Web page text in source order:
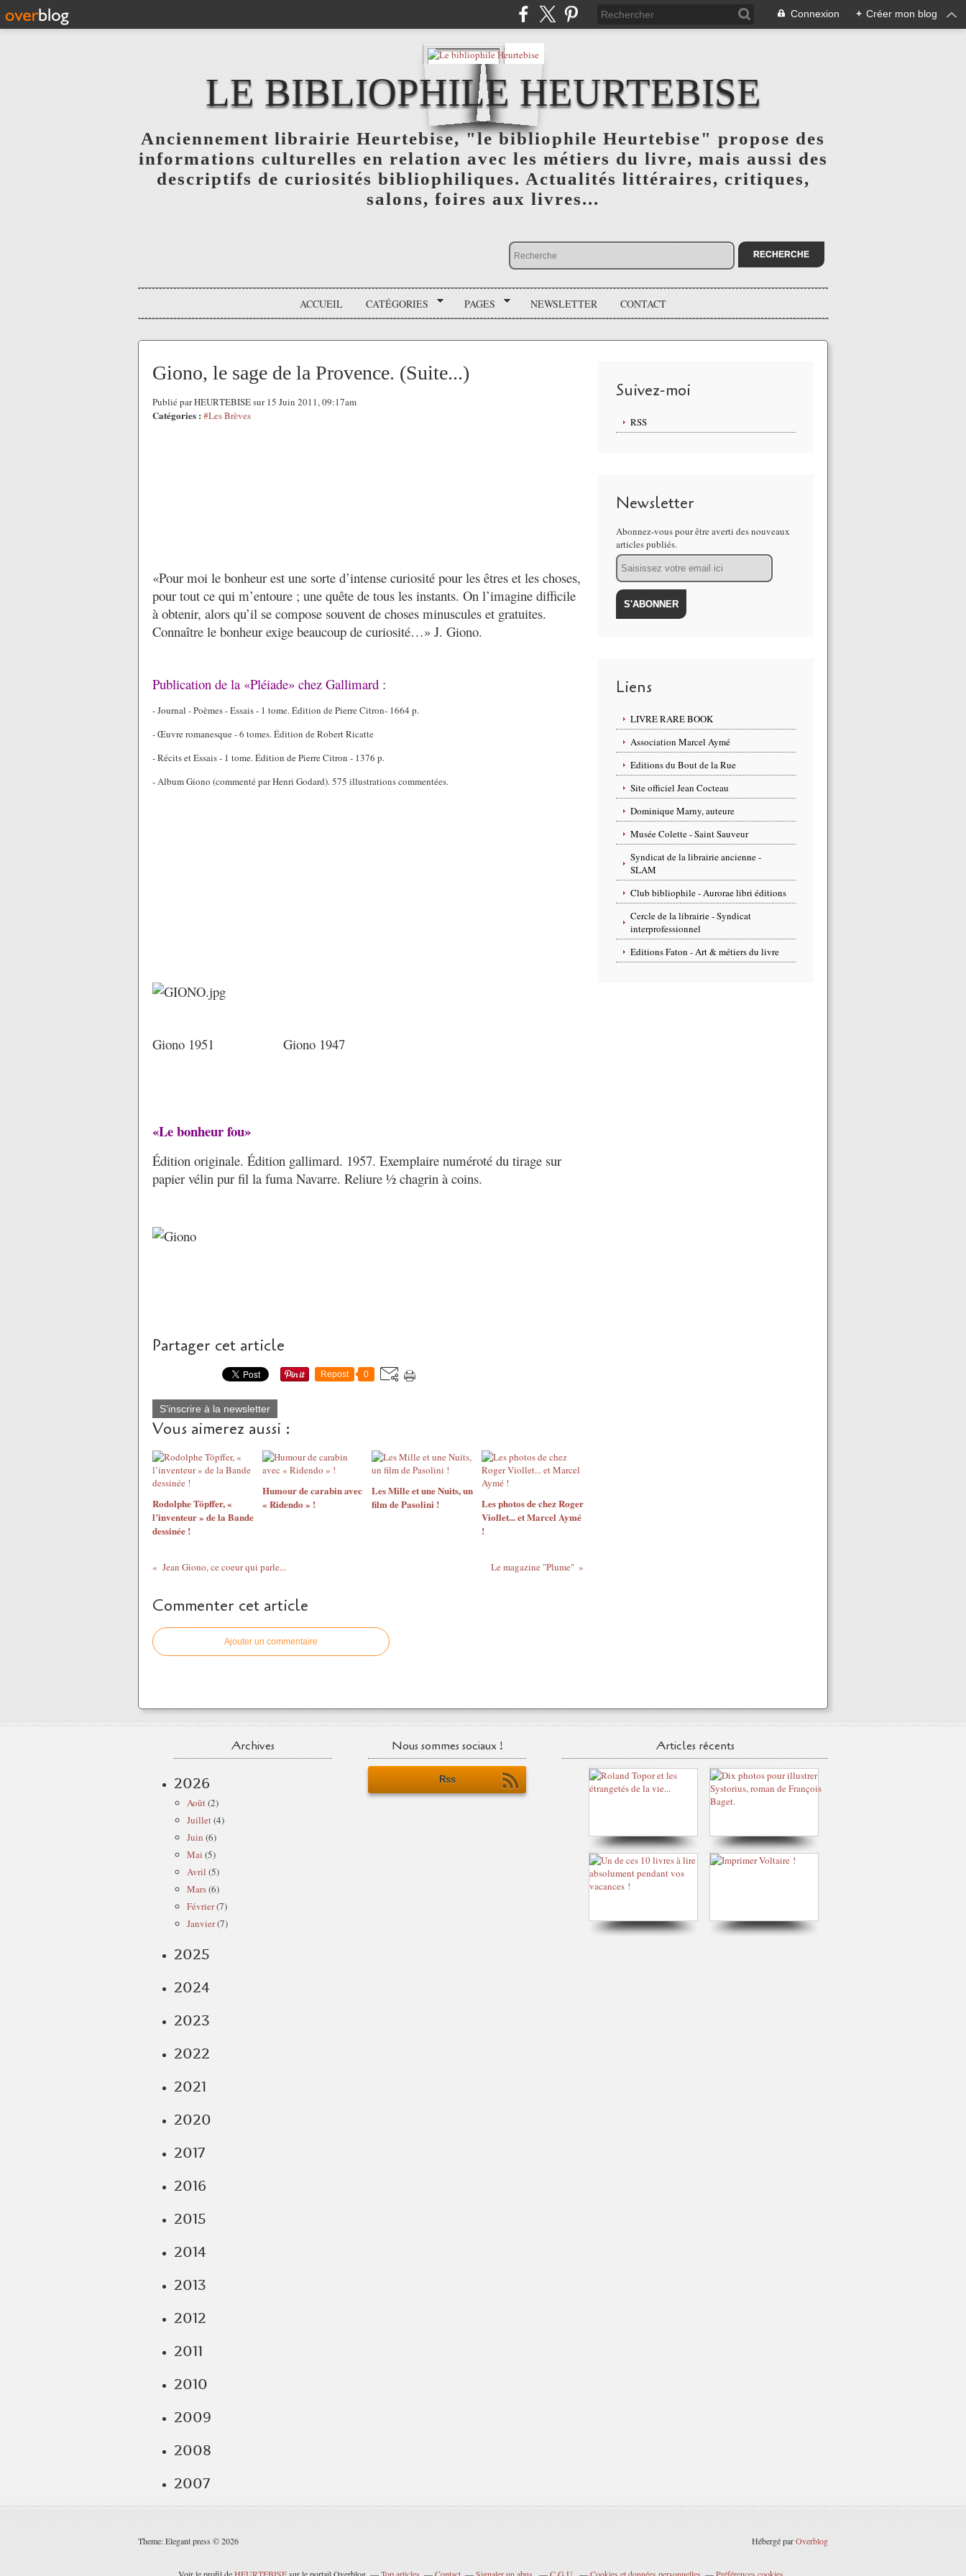
Connexion + Créer mon blog
LE BIBLIOPHILE HEURTEBISE
Anciennement librairie Heurtebise, "le bibliophile Heurtebise" propose des
informations culturelles en relation avec les métiers du livre, mais aussi des
descriptifs de curiosités bibliophiliques. Actualités littéraires, critiques,
salons, foires aux livres...
ACCUEIL CATÉGORIES PAGES NEWSLETTER CONTACT
Giono, le sage de la Provence. (Suite...)
Publié par HEURTEBISE sur 15 Juin 2011, 09:17am
Catégories : #Les Brèves
«Pour moi le bonheur est une sorte d’intense curiosité pour les êtres et les choses,
pour tout ce qui m’entoure ; une quête de tous les instants. On l’imagine difficile
à obtenir, alors qu’il se compose souvent de choses minuscules et gratuites.
Connaître le bonheur exige beaucoup de curiosité…» J. Giono.
Publication de la «Pléiade» chez Gallimard :
- Journal - Poèmes - Essais - 1 tome. Édition de Pierre Citron- 1664 p.
- Œuvre romanesque - 6 tomes. Édition de Robert Ricatte
- Récits et Essais - 1 tome. Édition de Pierre Citron - 1376 p.
- Album Giono (commenté par Henri Godard). 575 illustrations commentées.
Giono 1951 Giono 1947
«Le bonheur fou»
Édition originale. Édition gallimard. 1957. Exemplaire numéroté du tirage sur
papier vélin pur fil la fuma Navarre. Reliure ½ chagrin à coins.
Partager cet article
Repost 0
S'inscrire à la newsletter
Vous aimerez aussi :
Rodolphe Töpffer, «
l’inventeur » de la Bande
dessinée !
Humour de carabin avec
« Ridendo » !
Les Mille et une Nuits, un
film de Pasolini !
Les photos de chez Roger
Viollet... et Marcel Aymé
!
Jean Giono, ce coeur qui parle... Le magazine "Plume"
Commenter cet article
Ajouter un commentaire
Suivez-moi
RSS
Newsletter
Abonnez-vous pour être averti des nouveaux
articles publiés.
Email
Liens
LIVRE RARE BOOK
Association Marcel Aymé
Editions du Bout de la Rue
Site officiel Jean Cocteau
Dominique Marny, auteure
Musée Colette - Saint Sauveur
Syndicat de la librairie ancienne -
SLAM
Club bibliophile - Aurorae libri éditions
Cercle de la librairie - Syndicat
interprofessionnel
Editions Faton - Art & métiers du livre
Archives
2026
Août(2)
Juillet(4)
Juin (6)
Mai (5)
Avril (5)
Mars(6)
Février(7)
Janvier(7)
2025
2024
2023
2022
2021
2020
2017
2016
2015
2014
2013
2012
2011
2010
2009
2008
2007
Nous sommes sociaux !
Rss
Articles récents
Theme: Elegant press © 2026 Hébergé parOverblog